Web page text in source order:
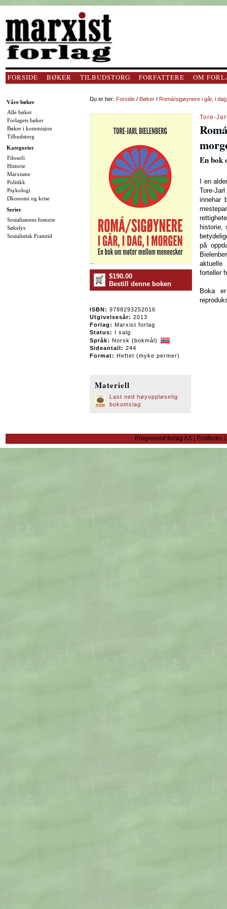
FORSIDE BØKER TILBUDSTORG FORFATTERE OM
Våre bøker
Alle bøker
Forlagets bøker
Bøker i kommisjon
Tilbudstorg
Kategorier
Filosofi
Historie
Marxisme
Politikk
Psykologi
Økonomi og krise
Serier
Sosialismens historie
Søkelys
Sosialistisk Framtid
Du er her: Forside / Bøker / Romá/sigøynere i går, i
$190.00
Bestill denne boken
ISBN: 9788293252016
Utgivelsesår: 2013
Forlag: Marxist forlag
Status: I salg
Språk: Norsk (bokmål)
Sideantall: 244
Format: Heftet (myke permer)
Materiell
Last ned høyoppløselig
bokomslag
Tore-
En bok
I en
Tore-
innehar
historie,
på
aktuelle
forteller
Boka
Progressivt forlag AS | Postboks